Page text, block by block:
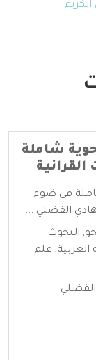
الكريم
شاملة
في ضوء
الفضلي ...
, البحوث
العربية, علم
الفضلي